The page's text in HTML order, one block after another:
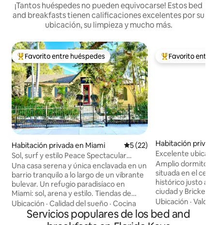
¡Tantos huéspedes no pueden equivocarse! Estos bed
and breakfasts tienen calificaciones excelentes por su
ubicación, su limpieza y mucho más.
De los mejores en Favorito entre huéspedes
Favorito entre huéspedes
Habitación privada en Miami Calificación promedio: 5 de
5 (22)
Sol, surf y estilo Peace Spectacular
Jardines zen
Una casa serena y única enclavada en un
barrio tranquilo a lo largo de un vibrante
bulevar. Un refugio paradisíaco en
Miami: sol, arena y estilo. Tiendas de
comestibles locales, tiendas, gimnasios,
farmacia, restaurantes galardonados y
vida nocturna. Entrada privada a través
Ubicación · Calidad del sueño · Cocina
De los mejores
Favorito entre
Habitación
iExcelente
habitación
Amplio
situada en el
histórico justo al
ciudad y Brickell,
personas.
romántico jardín
Tienes acceso al
Ubicación ·Valor
Servicios populares de los bed and